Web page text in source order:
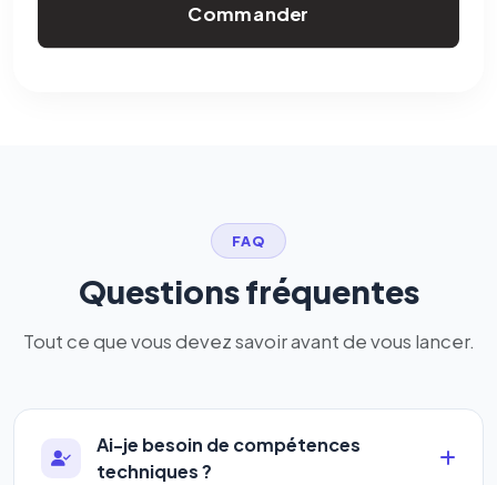
Commander
FAQ
Questions fréquentes
Tout ce que vous devez savoir avant de vous lancer.
Ai-je besoin de compétences
techniques ?